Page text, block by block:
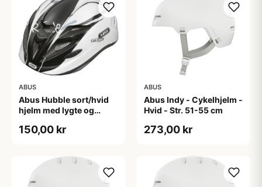
ABUS
Abus Hubble sort/hvid
hjelm med lygte og
(Hjelmstørrelse: 46-52
150,00 kr
ABUS
Abus Indy - Cykelhjelm -
Hvid - Str. 51-55 cm
273,00 kr